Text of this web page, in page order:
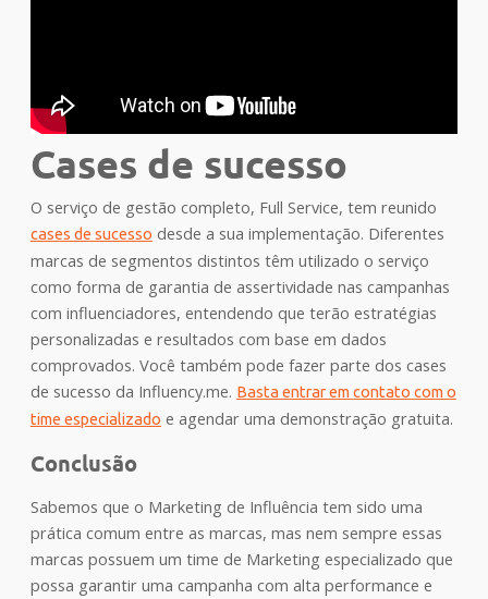
Cases de sucesso
O serviço de gestão completo, Full Service, tem reunido
cases de sucesso desde a sua implementação. Diferentes
marcas de segmentos distintos têm utilizado o serviço
como forma de garantia de assertividade nas campanhas
com influenciadores, entendendo que terão estratégias
personalizadas e resultados com base em dados
comprovados. Você também pode fazer parte dos cases
de sucesso da Influency.me. Basta entrar em contato com o
time especializado e agendar uma demonstração gratuita.
Conclusão
Sabemos que o Marketing de Influência tem sido uma
prática comum entre as marcas, mas nem sempre essas
marcas possuem um time de Marketing especializado que
possa garantir uma campanha com alta performance e